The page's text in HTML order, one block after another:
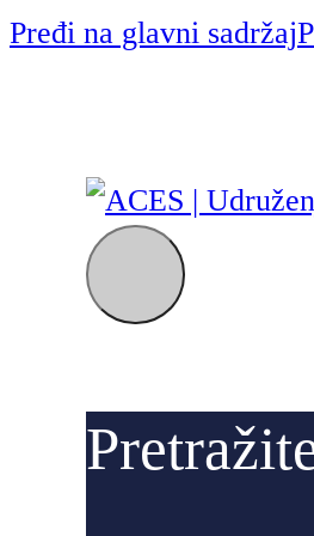
Pređi na glavni sadržaj